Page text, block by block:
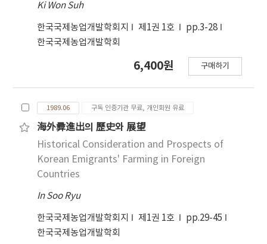
Ki Won Suh
한국국제농업개발학회지 제1권 1호
pp.3-28
한국국제농업개발학회
6,400원 구매하기
1989.06 구독 인증기관 무료, 개인회원 유료
海外彛進出의 歷史와 展望
Historical Consideration and Prospects of
Korean Emigrants' Farming in Foreign
Countries
In Soo Ryu
한국국제농업개발학회지 제1권 1호
pp.29-45
한국국제농업개발학회